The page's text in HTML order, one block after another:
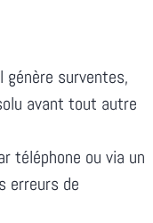
surventes,
avant tout autre
téléphone ou via un
erreurs de